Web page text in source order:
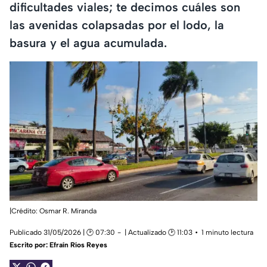
dificultades viales; te decimos cuáles son
las avenidas colapsadas por el lodo, la
basura y el agua acumulada.
|Crédito: Osmar R. Miranda
Publicado 31/05/2026 | 🕑 07:30 | Actualizado 🕑 11:03
1 minuto lectura
Escrito por: Efraín Ríos Reyes